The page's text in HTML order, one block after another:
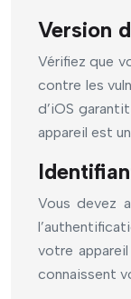
Version
Vérifiez que
contre les
d’iOS
appareil est
Vous devez
votre
connaissent